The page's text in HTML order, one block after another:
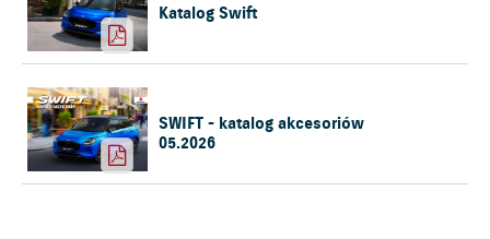
Katalog Swift
SWIFT - katalog akcesoriów
05.2026